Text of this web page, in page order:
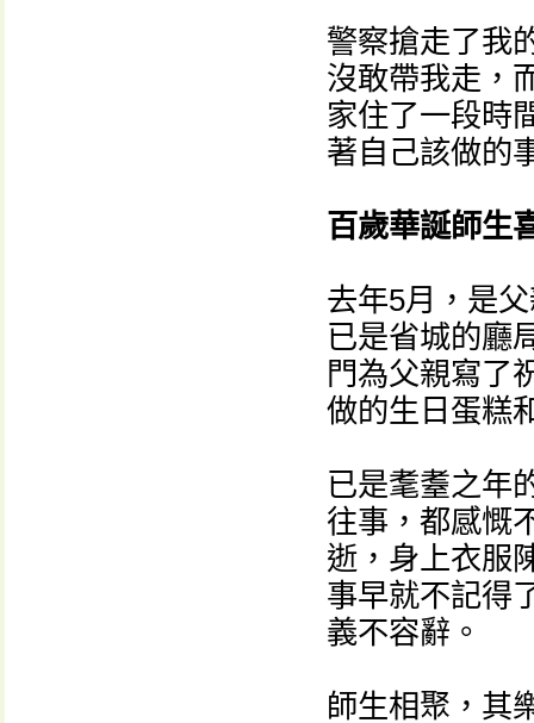
警察搶走了我
沒敢帶我走，
家住了一段時
著自己該做的
百歲華誕師生
去年5月，是
已是省城的廳
門為父親寫了
做的生日蛋糕
已是耄耋之年
往事，都感慨
逝，身上衣服
事早就不記得
義不容辭。
師生相聚，其